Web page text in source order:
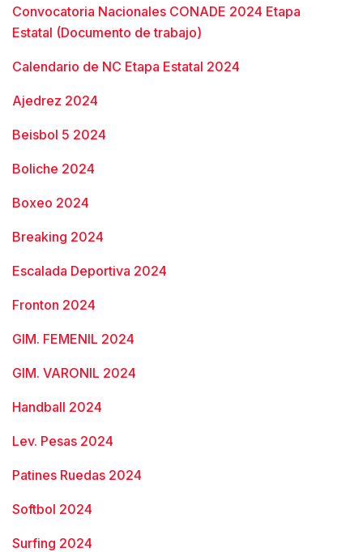
Convocatoria Nacionales CONADE 2024 Etapa
Estatal (Documento de trabajo)
Calendario de NC Etapa Estatal 2024
Ajedrez 2024
Beisbol 5 2024
Boliche 2024
Boxeo 2024
Breaking 2024
Escalada Deportiva 2024
Fronton 2024
GIM. FEMENIL 2024
GIM. VARONIL 2024
Handball 2024
Lev. Pesas 2024
Patines Ruedas 2024
Softbol 2024
Surfing 2024